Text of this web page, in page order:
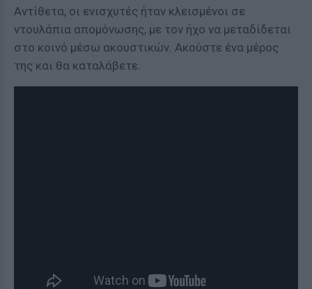
Αντίθετα, οι ενισχυτές ήταν κλεισμένοι σε
ντουλάπια απομόνωσης, με τον ήχο να μεταδίδεται
στο κοινό μέσω ακουστικών. Ακούστε ένα μέρος
της και θα καταλάβετε.